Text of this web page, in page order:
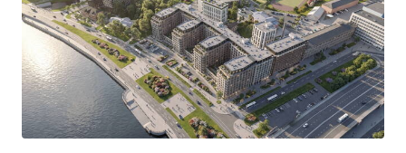
3-комн. кв. от46 500 000 ₽
75,5–160,9м² 11 предложений